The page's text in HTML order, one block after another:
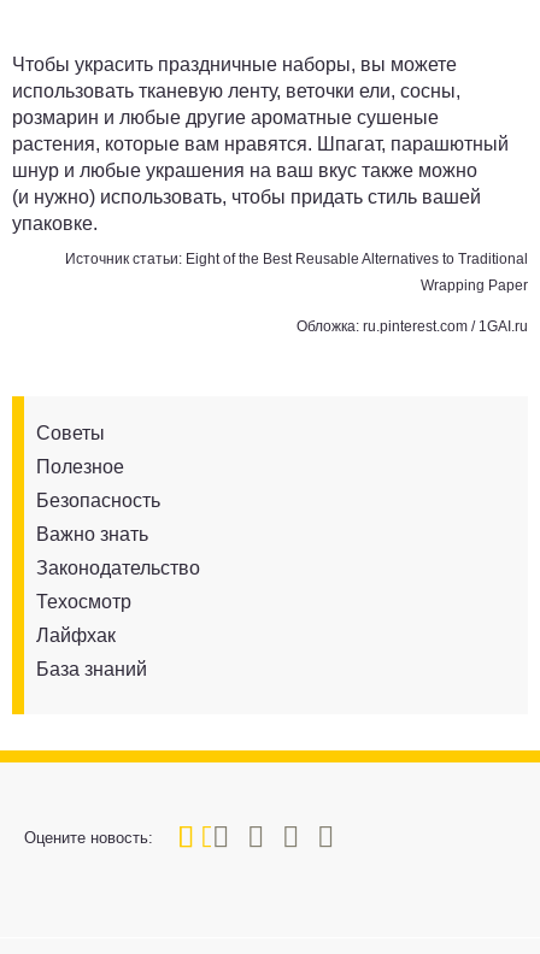
Чтобы украсить праздничные наборы, вы можете
использовать тканевую ленту, веточки ели, сосны,
розмарин и любые другие ароматные сушеные
растения, которые вам нравятся. Шпагат, парашютный
шнур и любые украшения на ваш вкус также можно
(и нужно) использовать, чтобы придать стиль вашей
упаковке.
Источник статьи: Eight of the Best Reusable Alternatives to Traditional
Wrapping Paper
Обложка: ru.pinterest.com / 1GAI.ru
Советы
Полезное
Безопасность
Важно знать
Законодательство
Техосмотр
Лайфхак
База знаний
Оцените новость:
20
1 3 4 5